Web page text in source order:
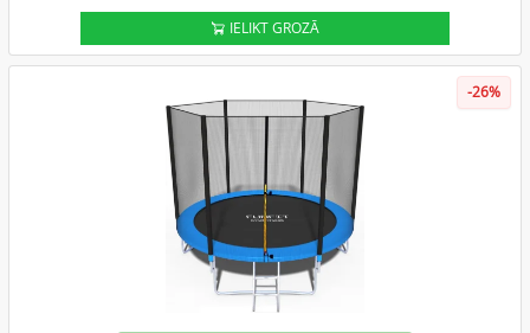
IELIKT GROZĀ
-26%